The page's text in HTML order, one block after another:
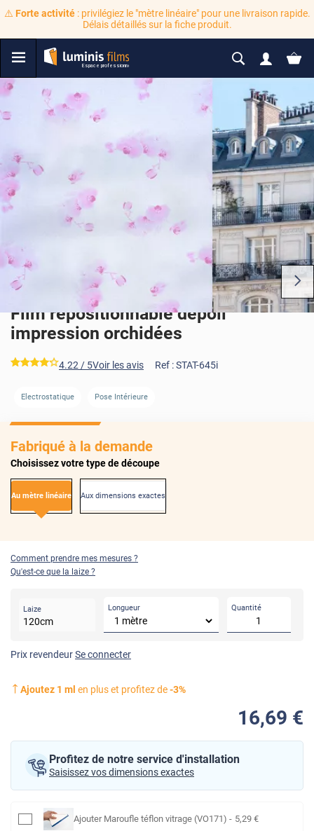
⚠️ Forte activité: privilégiez le "mètre linéaire" pour une livraison rapide.
Délais détaillés sur la fiche produit.
Film repositionnable dépoli
impression orchidées
*****
4.22 / 5Voir les avis Ref :STAT-645i
Electrostatique Pose Intérieure
Fabriqué à la demande
Choisissez votre type de découpe
Au mètre linéaire Aux dimensions exactes
Comment prendre mes mesures ?
Qu'est-ce que la laize ?
Laize
120cm
Longueur Quantité
Prix revendeurSe connecter
Ajoutez 1 ml en plus et profitez de-3%
16,69 €
Profitez de notre service d'installation
Saisissez vos dimensions exactes
Ajouter Maroufle téflon vitrage (VO171) - 5,29 €